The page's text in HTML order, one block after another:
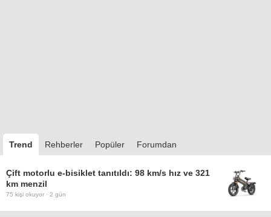
Trend Rehberler Popüler Forumdan
Çift motorlu e-bisiklet tanıtıldı: 98 km/s hız ve 321
km menzil
75 kişi okuyor · 2 gün